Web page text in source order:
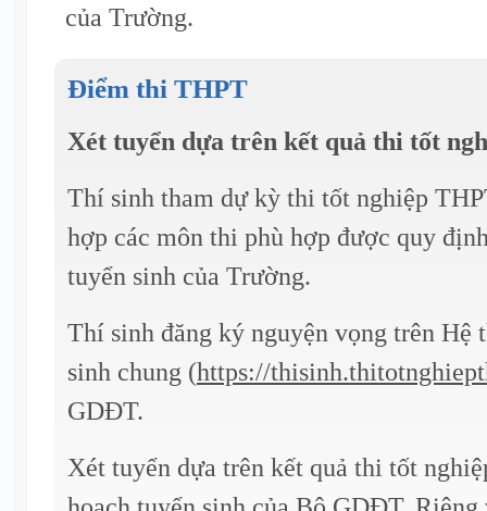
của Trường.
Điểm thi THPT
Xét tuyển dựa trên kết quả thi tốt
Thí sinh tham dự kỳ thi tốt nghiệp
hợp các môn thi phù hợp được quy
tuyển sinh của Trường.
Thí sinh đăng ký nguyện vọng trên Hệ
sinh chung (https://
GDĐT.
Xét tuyển dựa trên kết quả thi tốt